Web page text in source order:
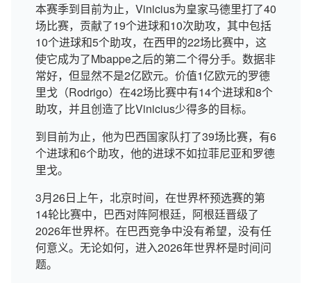
本赛季到目前为止，Vinicius为皇家马德里打了40
场比赛，贡献了19个进球和10次助攻，其中包括
10个进球和5个助攻，在西甲的22场比赛中，这
使它成为了Mbappe之后的第二个得分手。数据非
常好，但显然不是2亿欧元。价值1亿欧元的罗德
里戈（Rodrigo）在42场比赛中有14个进球和8个
助攻，并且创造了比Vinicius少得多的目标。
到目前为止，他为巴西国家队打了39场比赛，有6
个进球和6个助攻，他的进球不如拉菲尼亚和罗德
里戈。
3月26日上午，北京时间，在世界杯预选赛的第
14轮比赛中，巴西对阵阿根廷，阿根廷晋级了
2026年世界杯。在巴西竞争中没有希望，没有任
何意义。无论如何，进入2026年世界杯是时间问
题。